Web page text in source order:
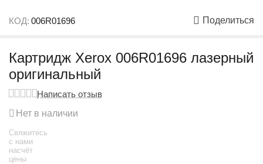
КОД: 006R01696 Поделиться
Картридж Xerox 006R01696 лазерный
оригинальный
Написать отзыв
Нет в наличии
Свяжитесь
с нами
насчёт
цены